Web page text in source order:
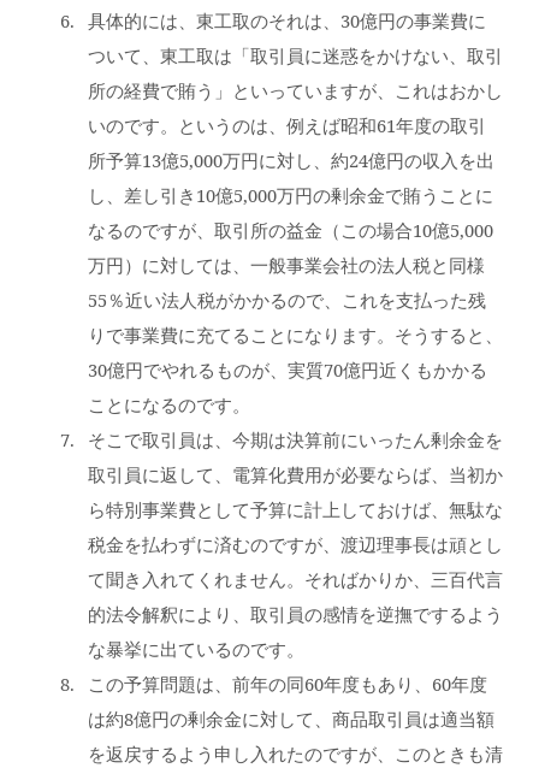
具体的には、東工取のそれは、30億円の事業費に
ついて、東工取は「取引員に迷惑をかけない、取引
所の経費で賄う」といっていますが、これはおかし
いのです。というのは、例えば昭和61年度の取引
所予算13億5,000万円に対し、約24億円の収入を出
し、差し引き10億5,000万円の剰余金で賄うことに
なるのですが、取引所の益金（この場合10億5,000
万円）に対しては、一般事業会社の法人税と同様
55％近い法人税がかかるので、これを支払った残
りで事業費に充てることになります。そうすると、
30億円でやれるものが、実質70億円近くもかかる
ことになるのです。
そこで取引員は、今期は決算前にいったん剰余金を
取引員に返して、電算化費用が必要ならば、当初か
ら特別事業費として予算に計上しておけば、無駄な
税金を払わずに済むのですが、渡辺理事長は頑とし
て聞き入れてくれません。そればかりか、三百代言
的法令解釈により、取引員の感情を逆撫でするよう
な暴挙に出ているのです。
この予算問題は、前年の同60年度もあり、60年度
は約8億円の剰余金に対して、商品取引員は適当額
を返戻するよう申し入れたのですが、このときも清